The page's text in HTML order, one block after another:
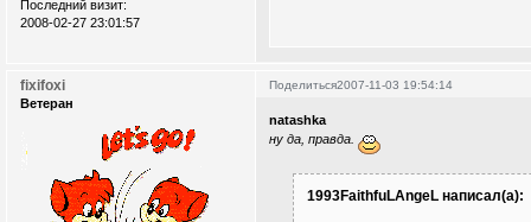
Последний визит:
2008-02-27 23:01:57
Поделиться2007-11-03 19:54:14
fixifoxi
Ветеран
natashka
ну да, правда.
1993FaithfuLAngeL написал(а):